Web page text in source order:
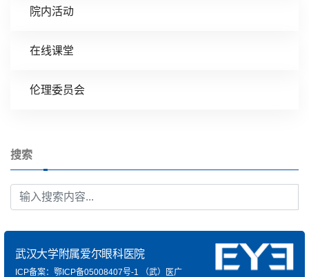
院内活动
在线课堂
伦理委员会
搜索
武汉大学附属爱尔眼科医院
ICP备案：鄂ICP备05008407号-1 （武）医广